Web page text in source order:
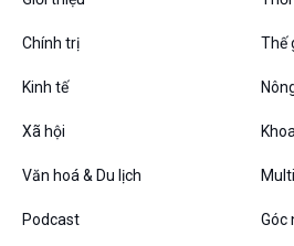
10
Chính trị Thế
Kinh tế
Xã hội
Văn hoá & Du lịch
Podcast Góc